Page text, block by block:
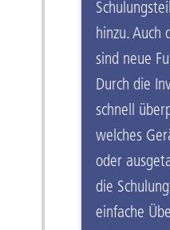
hinzu. Auch
sind neue
Durch die
schnell
welches
oder
die
einfache